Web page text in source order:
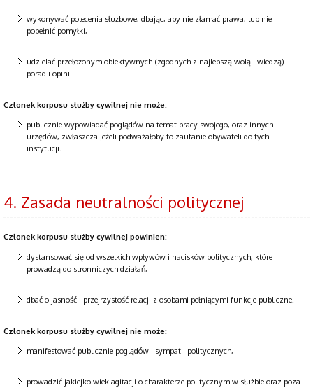
wykonywać polecenia służbowe, dbając, aby nie złamać prawa, lub nie
popełnić pomyłki,
udzielać przełożonym obiektywnych (zgodnych z najlepszą wolą i wiedzą)
porad i opinii.
Członek korpusu służby cywilnej nie może:
publicznie wypowiadać poglądów na temat pracy swojego, oraz innych
urzędów, zwłaszcza jeżeli podważałoby to zaufanie obywateli do tych
instytucji.
4. Zasada neutralności politycznej
Członek korpusu służby cywilnej powinien:
dystansować się od wszelkich wpływów i nacisków politycznych, które
prowadzą do stronniczych działań,
dbać o jasność i przejrzystość relacji z osobami pełniącymi funkcje publiczne.
Członek korpusu służby cywilnej nie może:
manifestować publicznie poglądów i sympatii politycznych,
prowadzić jakiejkolwiek agitacji o charakterze politycznym w służbie oraz poza